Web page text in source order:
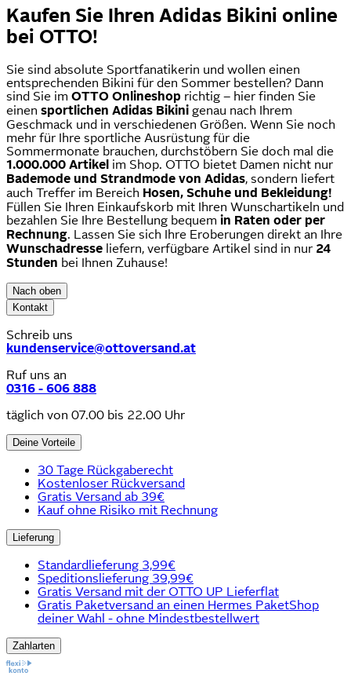
Kaufen Sie Ihren Adidas Bikini online
bei OTTO!
Sie sind absolute Sportfanatikerin und wollen einen
entsprechenden Bikini für den Sommer bestellen? Dann
sind Sie im OTTO Onlineshop richtig – hier finden Sie
einen sportlichen Adidas Bikini genau nach Ihrem
Geschmack und in verschiedenen Größen. Wenn Sie noch
mehr für Ihre sportliche Ausrüstung für die
Sommermonate brauchen, durchstöbern Sie doch mal die
1.000.000 Artikel im Shop. OTTO bietet Damen nicht nur
Bademode und Strandmode von Adidas, sondern liefert
auch Treffer im Bereich Hosen, Schuhe und Bekleidung!
Füllen Sie Ihren Einkaufskorb mit Ihren Wunschartikeln und
bezahlen Sie Ihre Bestellung bequem in Raten oder per
Rechnung. Lassen Sie sich Ihre Eroberungen direkt an Ihre
Wunschadresse liefern, verfügbare Artikel sind in nur 24
Stunden bei Ihnen Zuhause!
Nach oben
Kontakt
Schreib uns
kundenservice@ottoversand.at
Ruf uns an
0316 - 606 888
täglich von 07.00 bis 22.00 Uhr
Deine Vorteile
30 Tage Rückgaberecht
Kostenloser Rückversand
Gratis Versand ab 39€
Kauf ohne Risiko mit Rechnung
Lieferung
Standardlieferung 3,99€
Speditionslieferung 39,99€
Gratis Versand mit der OTTO UP Lieferflat
Gratis Paketversand an einen Hermes PaketShop
deiner Wahl - ohne Mindestbestellwert
Zahlarten